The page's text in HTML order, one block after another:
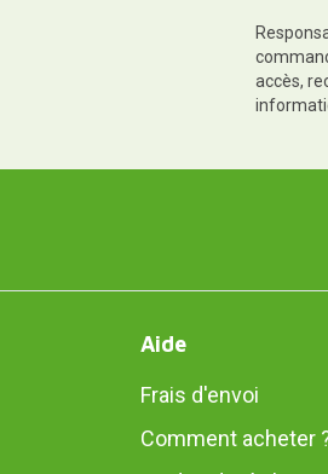
accès,
Aide
Frais d'envoi
Comment acheter